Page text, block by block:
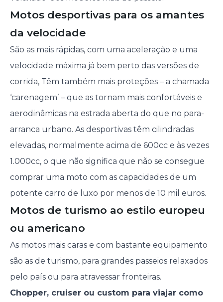
Motos desportivas para os amantes
da velocidade
São as mais rápidas, com uma aceleração e uma
velocidade máxima já bem perto das versões de
corrida, Têm também mais proteções – a chamada
‘carenagem’ – que as tornam mais confortáveis e
aerodinâmicas na estrada aberta do que no para-
arranca urbano. As desportivas têm cilindradas
elevadas, normalmente acima de 600cc e às vezes
1.000cc, o que não significa que não se consegue
comprar uma moto com as capacidades de um
potente carro de luxo por menos de 10 mil euros.
Motos de turismo ao estilo europeu
ou americano
As motos mais caras e com bastante equipamento
são as de turismo, para grandes passeios relaxados
pelo país ou para atravessar fronteiras.
Chopper, cruiser ou custom para viajar como